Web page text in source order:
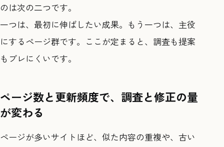
のは次の二つです。
一つは、最初に伸ばしたい成果。もう一つは、主役
にするページ群です。ここが定まると、調査も提案
もブレにくいです。
ページ数と更新頻度で、調査と修正の量
が変わる
ページが多いサイトほど、似た内容の重複や、古い